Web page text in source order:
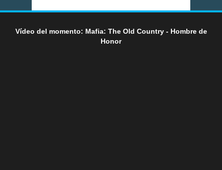
Vídeo del momento: Mafia: The Old Country - Hombre de
Honor